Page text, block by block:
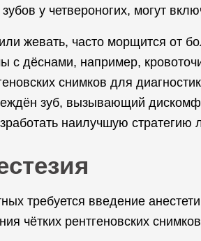
у четвероногих, могут
жевать, часто морщится от
дёснами, например,
снимков для
зуб, вызывающий
наилучшую стратегию
требуется введение
чётких рентгеновских